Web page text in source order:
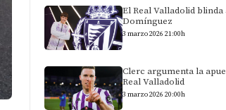
El Real Valladolid blinda
Domínguez
3 marzo 2026 21:00h
Clerc argumenta la
Real Valladolid
3 marzo 2026 20:00h